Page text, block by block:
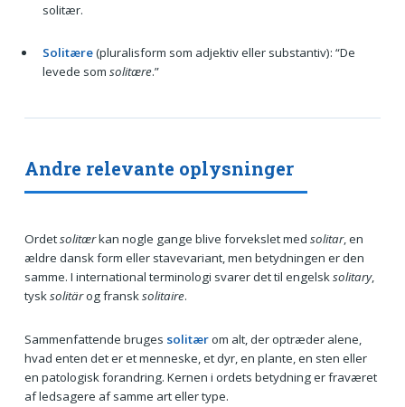
solitær.
Solitære(pluralisform som adjektiv eller substantiv): “De
levede som solitære.”
Andre relevante oplysninger
Ordetsolitærkan nogle gange blive forvekslet med solitar, en
ældre dansk form eller stavevariant, men betydningen er den
samme. I international terminologi svarer det til engelsksolitary,
tysksolitärog fransksolitaire.
Sammenfattende bruges solitærom alt, der optræder alene,
hvad enten det er et menneske, et dyr, en plante, en sten eller
en patologisk forandring. Kernen i ordets betydning er fraværet
af ledsagere af samme art eller type.